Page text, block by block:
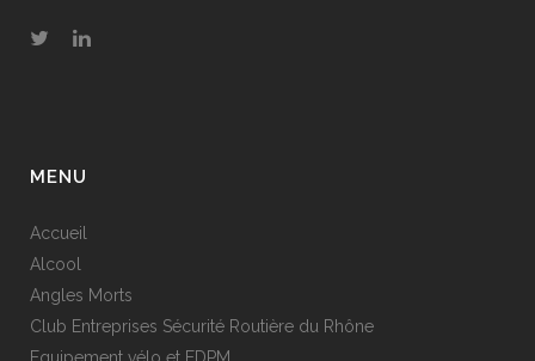
MENU
Accueil
Alcool
Angles Morts
Club Entreprises Sécurité Routière du Rhône